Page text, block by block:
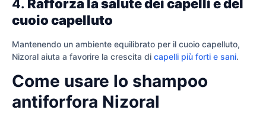
4. Rafforza la salute dei capelli e del
cuoio capelluto
Mantenendo un ambiente equilibrato per il cuoio capelluto,
Nizoral aiuta a favorire la crescita di capelli più forti e sani.
Come usare lo shampoo
antiforfora Nizoral